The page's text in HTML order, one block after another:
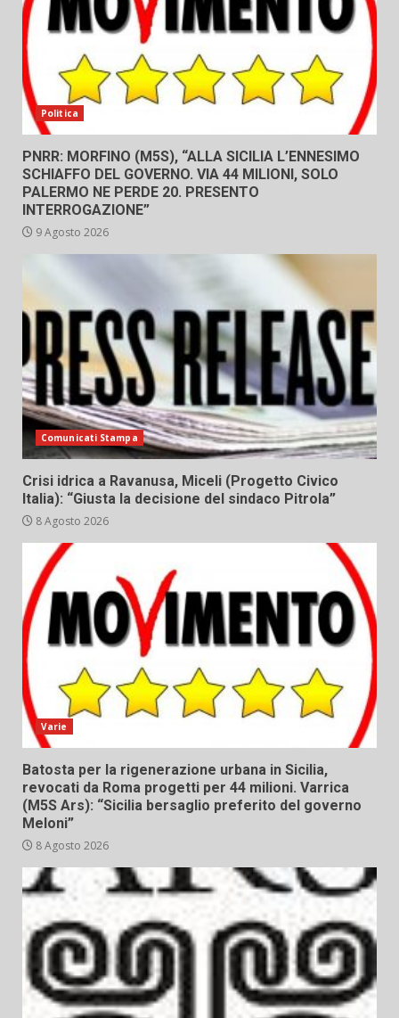
Politica
PNRR: MORFINO (M5S), “ALLA SICILIA L’ENNESIMO
SCHIAFFO DEL GOVERNO. VIA 44 MILIONI, SOLO
PALERMO NE PERDE 20. PRESENTO
INTERROGAZIONE”
9 Agosto 2026
Comunicati Stampa
Crisi idrica a Ravanusa, Miceli (Progetto Civico
Italia): “Giusta la decisione del sindaco Pitrola”
8 Agosto 2026
Varie
Batosta per la rigenerazione urbana in Sicilia,
revocati da Roma progetti per 44 milioni. Varrica
(M5S Ars): “Sicilia bersaglio preferito del governo
Meloni”
8 Agosto 2026